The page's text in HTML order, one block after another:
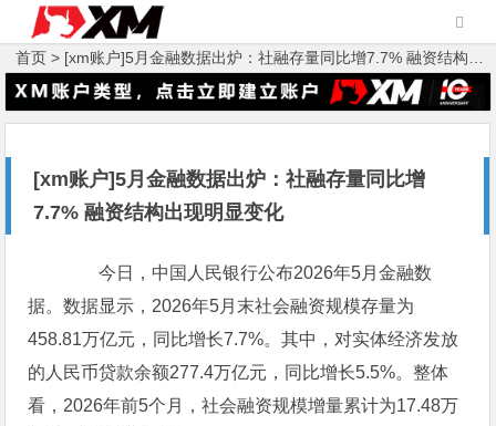
首页 > [xm账户]5月金融数据出炉：社融存量同比增7.7% 融资结构出现明显变化
[xm账户]5月金融数据出炉：社融存量同比增
7.7% 融资结构出现明显变化
今日，中国人民银行公布2026年5月金融数
据。数据显示，2026年5月末社会融资规模存量为
458.81万亿元，同比增长7.7%。其中，对实体经济发放
的人民币贷款余额277.4万亿元，同比增长5.5%。整体
看，2026年前5个月，社会融资规模增量累计为17.48万